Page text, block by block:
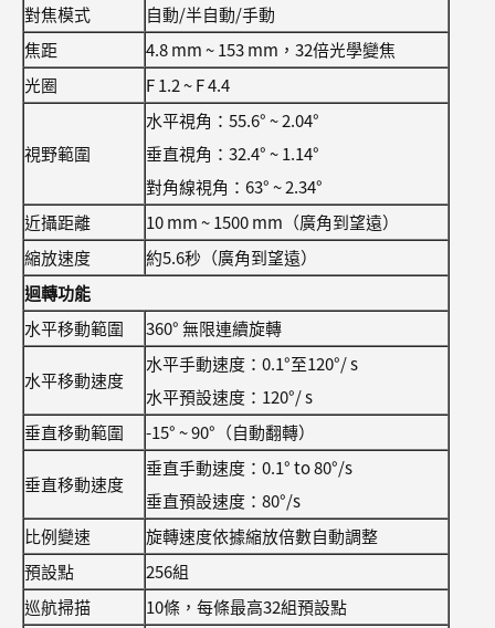
對焦模式
自動/半自動/手動
焦距
4.8 mm ~ 153 mm，32倍光學變焦
光圈
F 1.2 ~ F 4.4
視野範圍
水平視角：55.6° ~ 2.04°
垂直視角：32.4° ~ 1.14°
對角線視角：63° ~ 2.34°
近攝距離
10 mm ~ 1500 mm（廣角到望遠）
縮放速度
約5.6秒（廣角到望遠）
迴轉功能
水平移動範圍
360° 無限連續旋轉
水平移動速度
水平手動速度：0.1°至120°/ s
水平預設速度：120°/ s
垂直移動範圍
-15° ~ 90°（自動翻轉）
垂直移動速度
垂直手動速度：0.1° to 80°/s
垂直預設速度：80°/s
比例變速
旋轉速度依據縮放倍數自動調整
預設點
256組
巡航掃描
10條，每條最高32組預設點